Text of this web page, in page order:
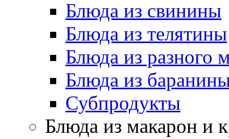
Блюда из свинины
Блюда из телятины
Блюда из разного
Блюда из
Субпродукты
Блюда из макарон и